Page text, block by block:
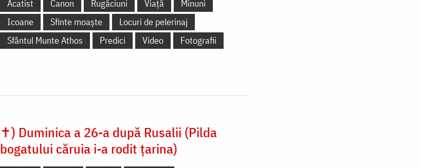
Acatist Canon Rugăciuni Viață
Minuni
Icoane
Sfinte moaște
Locuri de pelerinaj
Sfântul Munte Athos
Predici Video Fotografii
✝) Duminica a 26-a după Rusalii (Pilda
bogatului căruia i-a rodit țarina)